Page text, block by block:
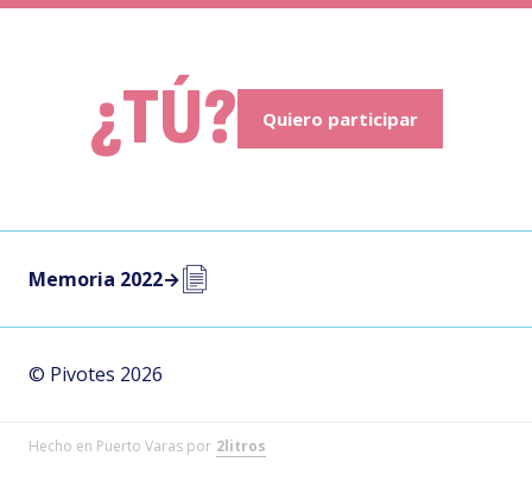
¿TÚ? Quiero participar
© Pivotes 2026
Memoria 2022→
Hecho en Puerto Varas por 2litros